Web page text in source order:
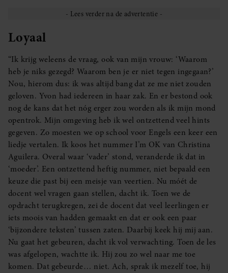
Loyaal
“Ik krijg weleens de vraag, ook van mijn vrouw: ‘Waarom
heb je niks gezegd? Waarom ben je er niet tegen ingegaan?’
Nou, hierom dus: ik was altijd bang dat ze me niet zouden
geloven. Yvon had iedereen in haar zak. En er bestond ook
nog de kans dat het nóg erger zou worden als ik mijn mond
opentrok. Mijn omgeving heb ik wel ontzettend veel hints
gegeven. Zo moesten we op school voor Engels een keer een
liedje vertalen. Ik koos het nummer I’m OK van Christina
Aguilera. Overal waar ‘vader’ stond, veranderde ik dat in
‘moeder’. Een ontzettend heftig nummer, niet bepaald een
keuze die past bij een meisje van veertien. Nu móét de
docent wel vragen gaan stellen, dacht ik. Toen we de
opdracht terugkregen, zei de docent dat veel leerlingen er
iets moois van hadden gemaakt en dat er ook een paar
‘bijzondere teksten’ tussen zaten. Daarbij keek hij mij aan.
Nu gaat het gebeuren, dacht ik vol verwachting. Toen de les
was afgelopen, wachtte ik. Hij zou zo wel naar me toe
komen. Dat gebeurde… niet. Ach, sprak ik mezelf toe, hij